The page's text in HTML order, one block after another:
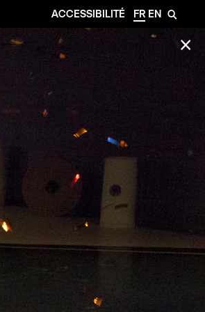
ACCESSIBILITÉ FR EN 🔎
✕